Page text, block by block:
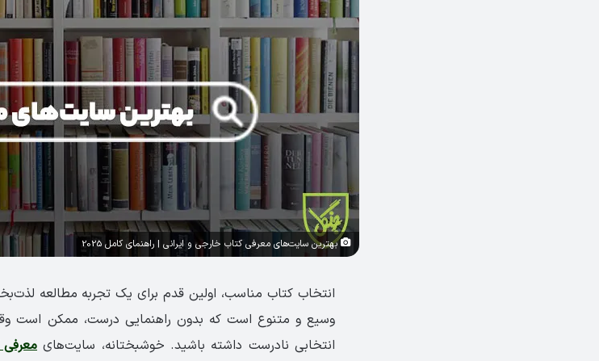
بهترین سایت‌های معرفی کتاب خارجی و ایرانی | راهنمای کامل 2025
انتخاب کتاب مناسب، اولین قدم برای یک تجربه مطالعه
وسیع و متنوع است که بدون راهنمایی درست، ممکن است
انتخابی نادرست داشته باشید. خوشبختانه، سایت‌های